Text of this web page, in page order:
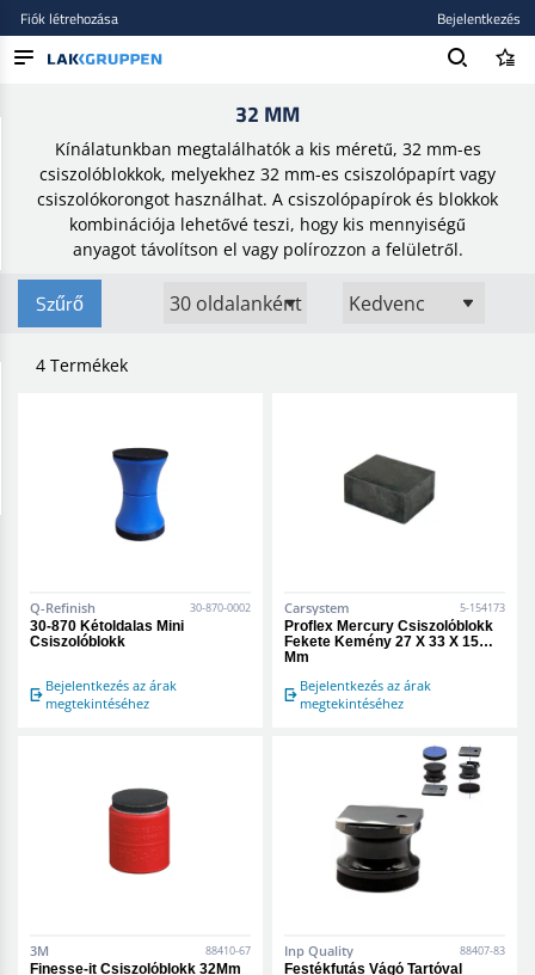
BLOG
MÁRKÁK
ÚJ BEKERÜLT
Fiók létrehozása Bejelentkezés
32 MM
Kínálatunkban megtalálhatók a kis méretű, 32 mm-es
csiszolóblokkok, melyekhez 32 mm-es csiszolópapírt vagy
csiszolókorongot használhat. A csiszolópapírok és blokkok
kombinációja lehetővé teszi, hogy kis mennyiségű
anyagot távolítson el vagy polírozzon a felületről.
Szűrő
4 Termékek
Q-Refinish 30-870-0002
30-870 Kétoldalas Mini
Csiszolóblokk
Bejelentkezés az árak
megtekintéséhez
Carsystem 5-154173
Proflex Mercury Csiszolóblokk
Fekete Kemény 27 X 33 X 15
Mm
Bejelentkezés az árak
megtekintéséhez
3M 88410-67
Finesse-it Csiszolóblokk 32Mm
Inp Quality 88407-83
Festékfutás Vágó Tartóval